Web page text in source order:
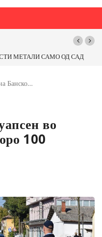
САМО ОД САД
Банско…
во
100